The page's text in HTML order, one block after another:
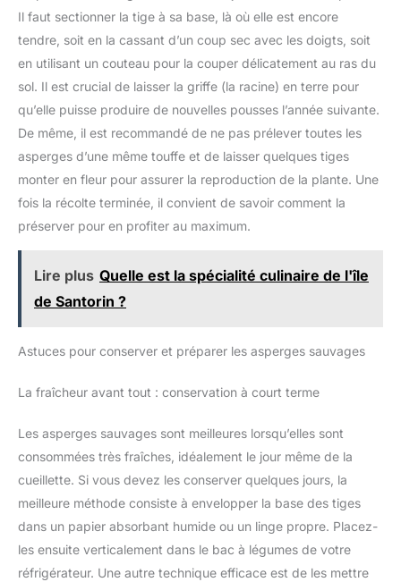
durable. | Grande polyvalence : Ce panier pique-nique répond
à divers besoins grâce à son extérieur facile à nettoyer et à sa
fonctionnalité fiable. Il est idéal pour les fêtes ou les
utilisations multisectorielles, maintenant les boissons en
sécurité pour améliorer les rassemblements en extérieur avec
Il faut sectionner la tige à sa base, là où elle est encore
tendre, soit en la cassant d’un coup sec avec les doigts, soit
en utilisant un couteau pour la couper délicatement au ras du
sol. Il est crucial de laisser la griffe (la racine) en terre pour
qu’elle puisse produire de nouvelles pousses l’année suivante.
De même, il est recommandé de ne pas prélever toutes les
asperges d’une même touffe et de laisser quelques tiges
monter en fleur pour assurer la reproduction de la plante. Une
fois la récolte terminée, il convient de savoir comment la
préserver pour en profiter au maximum.
Lire plus Quelle est la spécialité culinaire de l'île
de Santorin ?
Astuces pour conserver et préparer les asperges sauvages
La fraîcheur avant tout : conservation à court terme
Les asperges sauvages sont meilleures lorsqu’elles sont
consommées très fraîches, idéalement le jour même de la
cueillette. Si vous devez les conserver quelques jours, la
meilleure méthode consiste à envelopper la base des tiges
dans un papier absorbant humide ou un linge propre. Placez-
les ensuite verticalement dans le bac à légumes de votre
réfrigérateur. Une autre technique efficace est de les mettre